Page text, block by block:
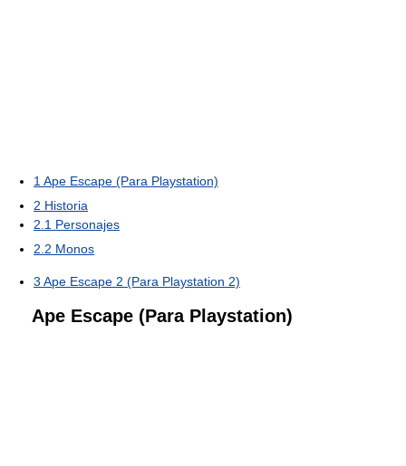
1 Ape Escape (Para Playstation)
2 Historia
2.1 Personajes
2.2 Monos
3 Ape Escape 2 (Para Playstation 2)
Ape Escape (Para Playstation)